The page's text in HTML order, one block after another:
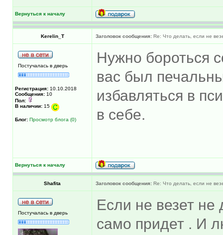
Вернуться к началу
Kerelin_T Заголовок сообщения: Re: Что делать, если не
Постучалась в дверь
Регистрация: 10.10.2018
Сообщения: 10
Пол:
В наличии: 15
Блог: Просмотр блога (0)
Нужно бороться
вас был
избавляться в
в себе.
Вернуться к началу
Shafita Заголовок сообщения: Re: Что делать, если не
Постучалась в дверь
Если не везет не
само придет . И